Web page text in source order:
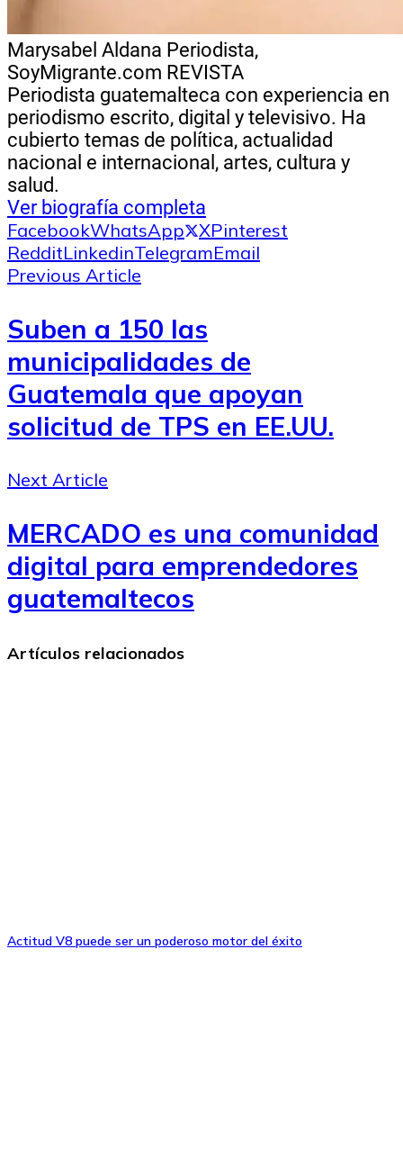
Marysabel Aldana Periodista,
SoyMigrante.com REVISTA
Periodista guatemalteca con experiencia en
periodismo escrito, digital y televisivo. Ha
cubierto temas de política, actualidad
nacional e internacional, artes, cultura y
salud.
Ver biografía completa
FacebookWhatsApp XPinterest
RedditLinkedinTelegramEmail
Previous Article
Suben a 150 las
municipalidades de
Guatemala que apoyan
solicitud de TPS en EE.UU.
Next Article
MERCADO es una comunidad
digital para emprendedores
guatemaltecos
Artículos relacionados
Actitud V8 puede ser un poderoso motor del éxito